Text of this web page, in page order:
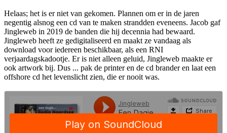
Helaas; het is er niet van gekomen. Plannen om er in de jaren
negentig alsnog een cd van te maken strandden eveneens. Jacob gaf
Jingleweb in 2019 de banden die hij decennia had bewaard.
Jingleweb heeft ze gedigitaliseerd en maakt ze vandaag als
download voor iedereen beschikbaar, als een RNI
verjaardagskadootje. Er is niet alleen geluid, Jingleweb maakte er
ook artwork bij. Dus ... pak de printer en de cd brander en laat een
offshore cd het levenslicht zien, die er nooit was.